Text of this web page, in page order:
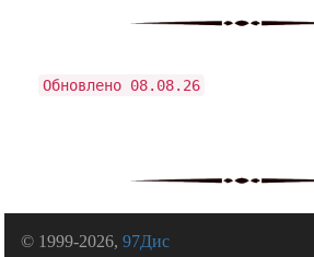
Обновлено 08.08.26
© 1999-2026,97Дис